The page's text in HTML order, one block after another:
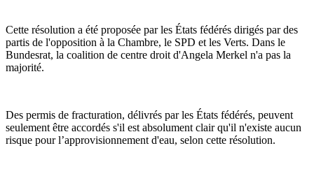
Cette résolution a été proposée par les États fédérés dirigés par des
partis de l'opposition à la Chambre, le SPD et les Verts. Dans le
Bundesrat, la coalition de centre droit d'Angela Merkel n'a pas la
majorité.
Des permis de fracturation, délivrés par les États fédérés, peuvent
seulement être accordés s'il est absolument clair qu'il n'existe aucun
risque pour l’approvisionnement d'eau, selon cette résolution.